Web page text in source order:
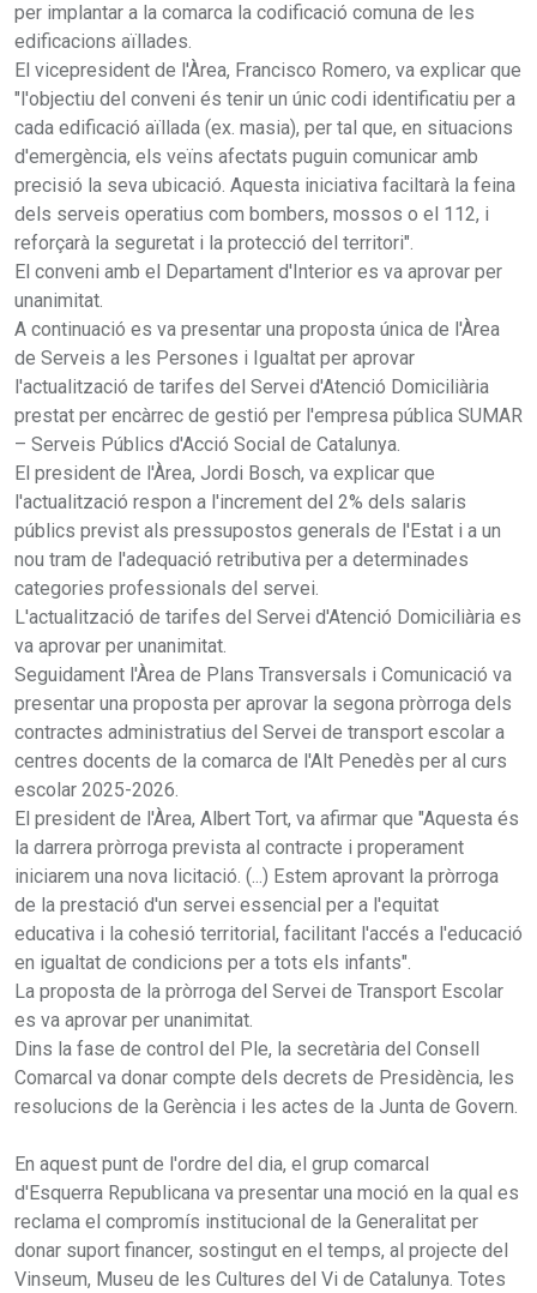
per implantar a la comarca la codificació comuna de les
edificacions aïllades.
El vicepresident de l'Àrea, Francisco Romero, va explicar que
"l'objectiu del conveni és tenir un únic codi identificatiu per a
cada edificació aïllada (ex. masia), per tal que, en situacions
d'emergència, els veïns afectats puguin comunicar amb
precisió la seva ubicació. Aquesta iniciativa faciltarà la feina
dels serveis operatius com bombers, mossos o el 112, i
reforçarà la seguretat i la protecció del territori".
El conveni amb el Departament d'Interior es va aprovar per
unanimitat.
A continuació es va presentar una proposta única de l'Àrea
de Serveis a les Persones i Igualtat per aprovar
l'actualització de tarifes del Servei d'Atenció Domiciliària
prestat per encàrrec de gestió per l'empresa pública SUMAR
– Serveis Públics d'Acció Social de Catalunya.
El president de l'Àrea, Jordi Bosch, va explicar que
l'actualització respon a l'increment del 2% dels salaris
públics previst als pressupostos generals de l'Estat i a un
nou tram de l'adequació retributiva per a determinades
categories professionals del servei.
L'actualització de tarifes del Servei d'Atenció Domiciliària es
va aprovar per unanimitat.
Seguidament l'Àrea de Plans Transversals i Comunicació va
presentar una proposta per aprovar la segona pròrroga dels
contractes administratius del Servei de transport escolar a
centres docents de la comarca de l'Alt Penedès per al curs
escolar 2025-2026.
El president de l'Àrea, Albert Tort, va afirmar que "Aquesta és
la darrera pròrroga prevista al contracte i properament
iniciarem una nova licitació. (...) Estem aprovant la pròrroga
de la prestació d'un servei essencial per a l'equitat
educativa i la cohesió territorial, facilitant l'accés a l'educació
en igualtat de condicions per a tots els infants".
La proposta de la pròrroga del Servei de Transport Escolar
es va aprovar per unanimitat.
Dins la fase de control del Ple, la secretària del Consell
Comarcal va donar compte dels decrets de Presidència, les
resolucions de la Gerència i les actes de la Junta de Govern.
En aquest punt de l'ordre del dia, el grup comarcal
d'Esquerra Republicana va presentar una moció en la qual es
reclama el compromís institucional de la Generalitat per
donar suport financer, sostingut en el temps, al projecte del
Vinseum, Museu de les Cultures del Vi de Catalunya. Totes